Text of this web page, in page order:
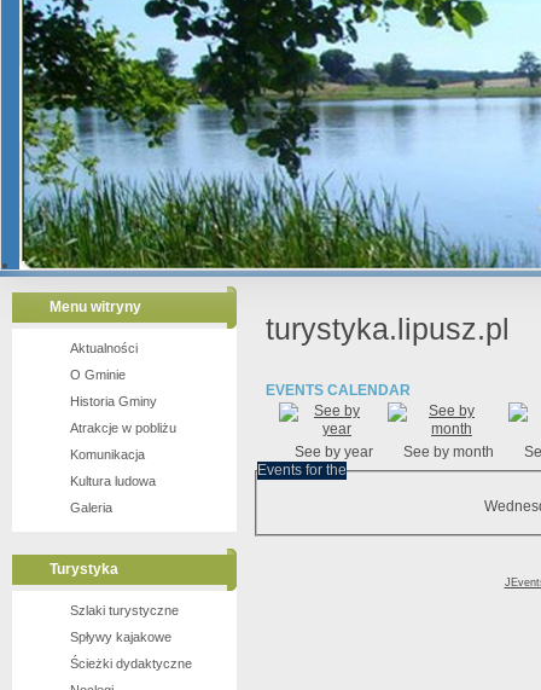
Gmina Lipusz z lotu ptaka
Jezioro Lubiszewo
Jezioro Piekiełko
1
2
Menu witryny
Aktualności
O Gminie
Historia Gminy
Atrakcje w pobliżu
Komunikacja
Kultura ludowa
Galeria
Turystyka
Szlaki turystyczne
Spływy kajakowe
Ścieżki dydaktyczne
turystyka.lipusz.pl
EVENTS CALENDAR
See by year See by month
Events for the